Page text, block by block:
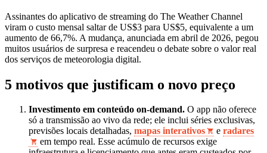
Assinantes do aplicativo de streaming do The Weather Channel
viram o custo mensal saltar de US$3 para US$5, equivalente a um
aumento de 66,7%. A mudança, anunciada em abril de 2026, pegou
muitos usuários de surpresa e reacendeu o debate sobre o valor real
dos serviços de meteorologia digital.
5 motivos que justificam o novo preço
Investimento em conteúdo on‑demand. O app não oferece
só a transmissão ao vivo da rede; ele inclui séries exclusivas,
previsões locais detalhadas, mapas interativos e radares
em tempo real. Esse acúmulo de recursos exige